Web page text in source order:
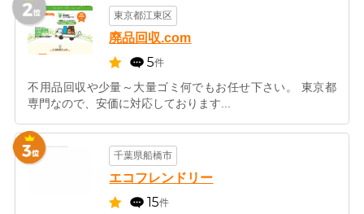
東京都江東区
廃品回収.com
5件
不用品回収や少量～大量ゴミ何でもお任せ下さい。 東京都
専門なので、安価に対応しております...
千葉県船橋市
エコフレンドリー
15件